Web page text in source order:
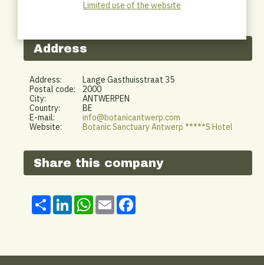
Spa Therapeute
Address
Address:
Lange Gasthuisstraat 35
Postal code:
2000
City:
ANTWERPEN
Country:
BE
E-mail:
info@botanicantwerp.com
Website:
Botanic Sanctuary Antwerp *****S Hotel
Share this company
Share LinkedInWhatsApp
Email
Limited use of the website